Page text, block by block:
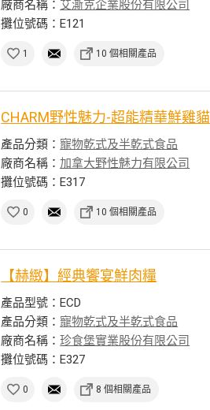
廠商名稱： 艾澌克企業股份有限公司
攤位號碼：E121
1 10 個相關產品
CHARM野性魅力-超能精華鮮雞貓
產品分類：寵物乾式及半乾式食品
廠商名稱：加拿大野性魅力有限公司
攤位號碼：E317
0 10 個相關產品
【赫緻】經典饗宴鮮肉糧
產品型號：ECD
產品分類：寵物乾式及半乾式食品
廠商名稱：珍食堡實業股份有限公司
攤位號碼：E327
0 8 個相關產品